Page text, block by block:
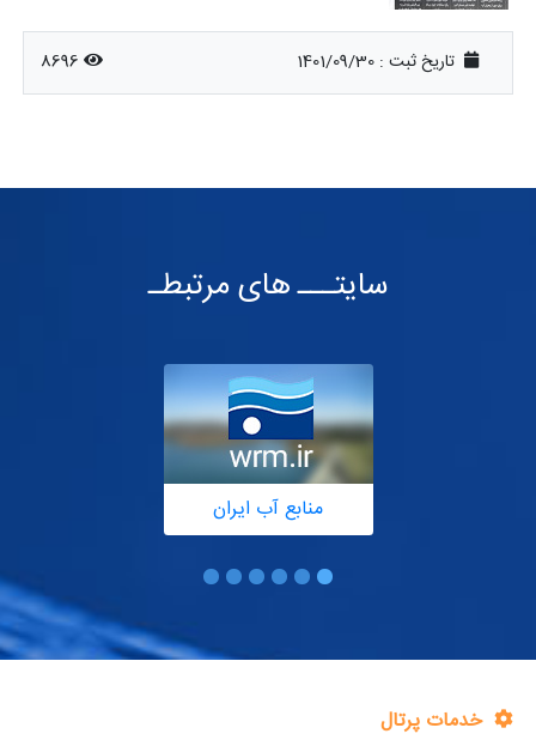
تاریخ ثبت :1401/09/30
8696
سایتـــ های مرتبطـ
منابع آب ایران
خدمات پرتال